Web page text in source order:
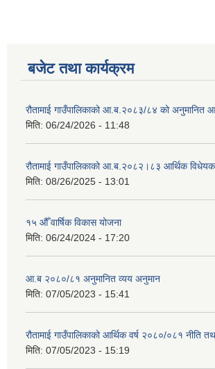
बजेट तथा कार्यक्रम
रौतामाई गाउँपालिकाको आ.ब.२०८३/८४ को अनुमानित
मिति: 06/24/2026 - 11:48
रौतामाई गाउँपालिकाको आ.ब.२०८२।८३ आर्थिक
मिति: 08/26/2025 - 13:01
१५ औँ वार्षिक विकास योजना
मिति: 06/24/2024 - 17:20
आ.ब २०८०/८१ अनुमानित व्यय अनुमान
मिति: 07/05/2023 - 15:41
रौतामाई गाउँपालिकाको आर्थिक वर्ष २०८०/०८१ नीति
मिति: 07/05/2023 - 15:19